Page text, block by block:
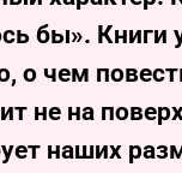
бы». Книги
о чем
не на
наших